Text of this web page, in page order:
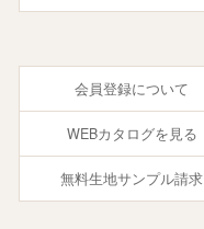
会員登録について
WEBカタログを見る
無料生地サンプル請求